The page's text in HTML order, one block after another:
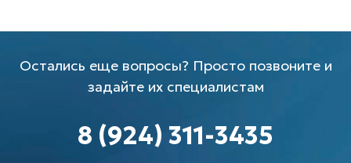
Остались еще вопросы? Просто позвоните и
задайте их специалистам
8 (924) 311-3435